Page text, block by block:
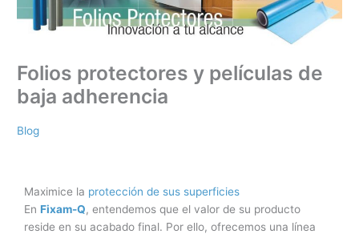
Folios protectores y películas de
baja adherencia
Blog
Maximice la protección de sus superficies
EnFixam-Q, entendemos que el valor de su producto
reside en su acabado final. Por ello, ofrecemos una línea